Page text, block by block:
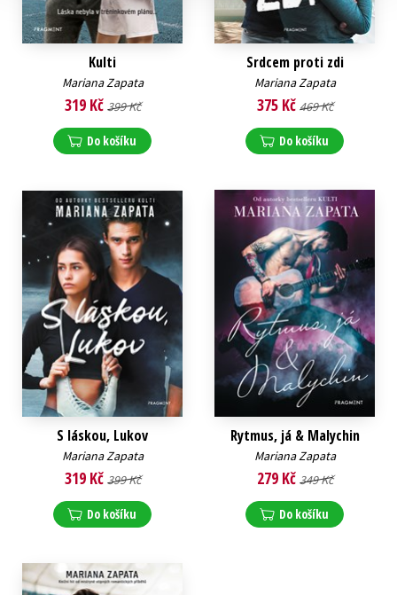
Kulti
Mariana Zapata
319 Kč 399 Kč
Do košíku
Srdcem proti zdi
Mariana Zapata
375 Kč 469 Kč
Do košíku
S láskou, Lukov
Mariana Zapata
319 Kč 399 Kč
Do košíku
Rytmus, já & Malychin
Mariana Zapata
279 Kč 349 Kč
Do košíku